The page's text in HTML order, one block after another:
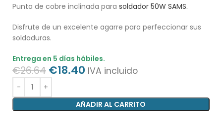
Punta de cobre inclinada para soldador 50W SAMS.
Disfrute de un excelente agarre para perfeccionar sus
soldaduras.
Entrega en 5 días hábiles.
€26.64 €18.40 IVA incluido
AÑADIR AL CARRITO